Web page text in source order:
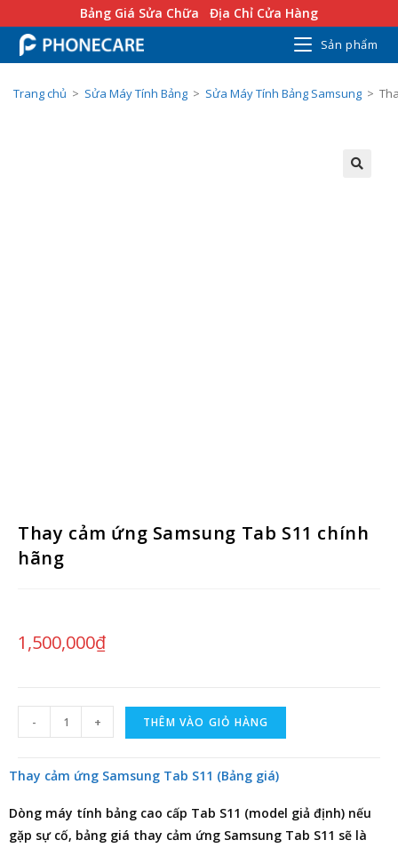
Bảng Giá Sửa Chữa Địa Chỉ Cửa Hàng
Sản phẩm
Trang chủ > Sửa Máy Tính Bảng > Sửa Máy Tính Bảng Samsung >
Thay cảm ứng Samsung Tab S11 chính
hãng
1,500,000₫
- + THÊM VÀO GIỎ HÀNG
Thay cảm ứng Samsung Tab S11 (Bảng giá)
Dòng máy tính bảng cao cấp Tab S11 (model giả định) nếu
gặp sự cố, bảng giá thay cảm ứng Samsung Tab S11 sẽ là